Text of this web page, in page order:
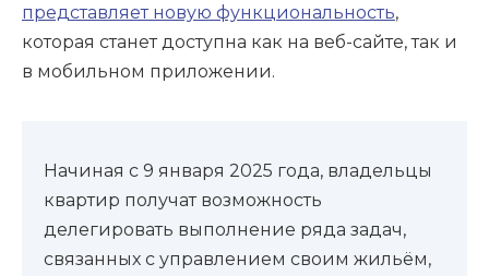
представляет новую функциональность,
которая станет доступна как на веб-сайте, так и
в мобильном приложении.
Начиная с 9 января 2025 года, владельцы
квартир получат возможность
делегировать выполнение ряда задач,
связанных с управлением своим жильём,